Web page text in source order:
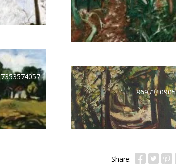
7353574057
8697310905
Share: